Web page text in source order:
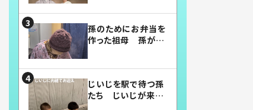
孫のためにお弁当を
作った祖母 孫が絶
じいじを駅で待つ孫
たち じいじが来た